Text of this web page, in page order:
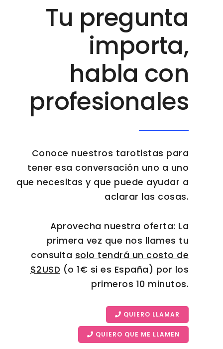
Tu pregunta
importa,
habla con
profesionales
Conoce nuestros tarotistas para
tener esa conversación uno a uno
que necesitas y que puede ayudar a
aclarar las cosas.
Aprovecha nuestra oferta: La
primera vez que nos llames tu
consulta solo tendrá un costo de
$2USD (o 1€ si es España) por los
primeros 10 minutos.
QUIERO LLAMAR
QUIERO QUE ME LLAMEN